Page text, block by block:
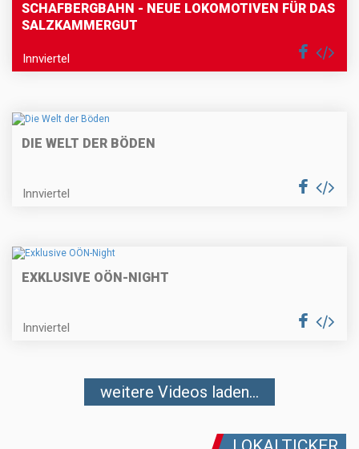
SCHAFBERGBAHN - NEUE LOKOMOTIVEN FÜR DAS
SALZKAMMERGUT
Innviertel
DIE WELT DER BÖDEN
Innviertel
EXKLUSIVE OÖN-NIGHT
Innviertel
weitere Videos laden...